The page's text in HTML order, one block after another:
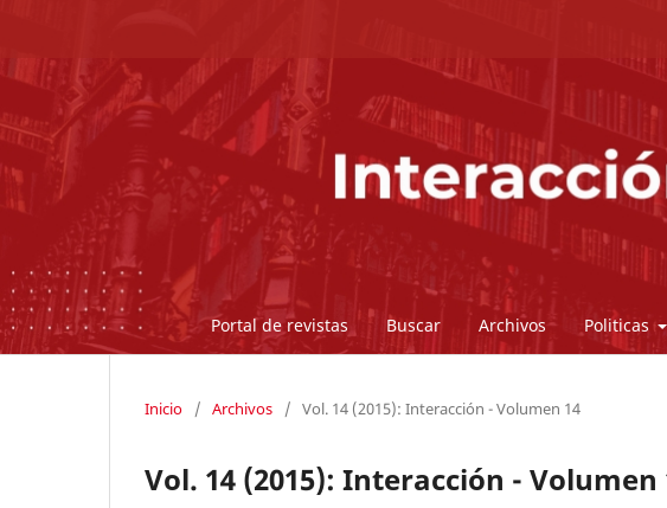
Portal de revistas Buscar Archivos Politicas
Inicio / Archivos / Vol. 14 (2015): Interacción - Volumen 14
Vol. 14 (2015): Interacción - Volumen